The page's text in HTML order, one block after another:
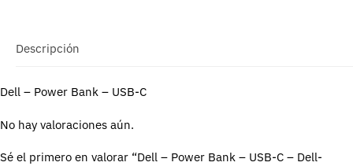
Descripción
Dell – Power Bank – USB-C
No hay valoraciones aún.
Sé el primero en valorar “Dell – Power Bank – USB-C – Dell-